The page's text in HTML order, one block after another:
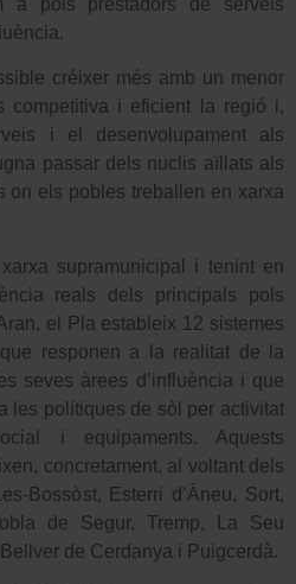
a pols prestadors de serveis
créixer més amb un menor
competitiva i eficient la regió i,
i el desenvolupament als
passar dels nuclis aïllats als
on els pobles treballen en xarxa
supramunicipal i tenint en
reals dels principals pols
el Pla estableix 12 sistemes
responen a la realitat de la
seves àrees d’influència i que
les polítiques de sòl per activitat
i equipaments. Aquests
concretament, al voltant dels
Bossòst, Esterri d’Àneu, Sort,
de Segur, Tremp, La Seu
de Cerdanya i Puigcerdà.